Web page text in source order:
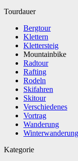
Tourdauer
Bergtour
Klettern
Klettersteig
Mountainbike
Radtour
Rafting
Rodeln
Skifahren
Skitour
Verschiedenes
Vortrag
Wanderung
Winterwanderung
Kategorie